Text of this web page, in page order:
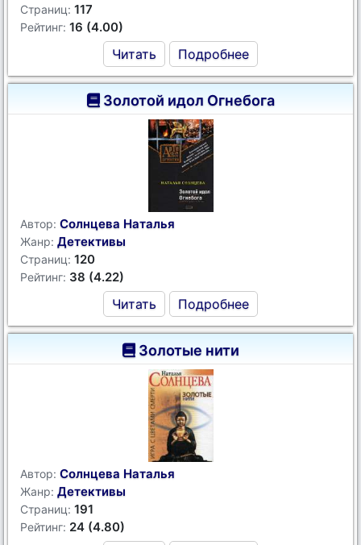
Страниц: 117
Рейтинг: 16 (4.00)
Читать Подробнее
Золотой идол Огнебога
Автор: Солнцева Наталья
Жанр: Детективы
Страниц: 120
Рейтинг: 38 (4.22)
Читать Подробнее
Золотые нити
Автор: Солнцева Наталья
Жанр: Детективы
Страниц: 191
Рейтинг: 24 (4.80)